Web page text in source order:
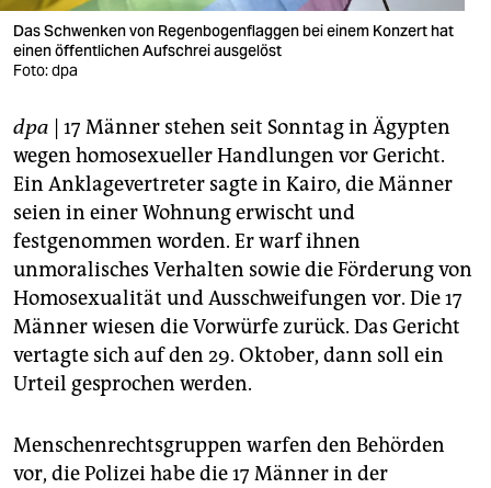
verlag
veranstaltungen
fragen & hilfe
unterstützen
abo
genossenschaft
epaper login
Das Schwenken von Regenbogenflaggen bei einem Konzert hat
einen öffentlichen Aufschrei ausgelöst
Foto: dpa
dpa | 17 Männer stehen seit Sonntag in Ägypten
wegen homosexueller Handlungen vor Gericht.
Ein Anklagevertreter sagte in Kairo, die Männer
seien in einer Wohnung erwischt und
festgenommen worden. Er warf ihnen
unmoralisches Verhalten sowie die Förderung von
Homosexualität und Ausschweifungen vor. Die 17
Männer wiesen die Vorwürfe zurück. Das Gericht
vertagte sich auf den 29. Oktober, dann soll ein
Urteil gesprochen werden.
Menschenrechtsgruppen warfen den Behörden
vor, die Polizei habe die 17 Männer in der